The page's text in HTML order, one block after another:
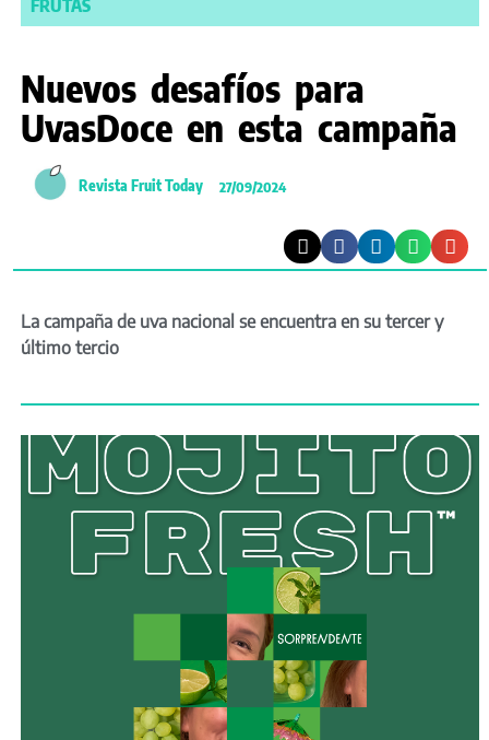
FRUTAS
Nuevos desafíos para
UvasDoce en esta campaña
Revista Fruit Today 27/09/2024
La campaña de uva nacional se encuentra en su tercer y
último tercio